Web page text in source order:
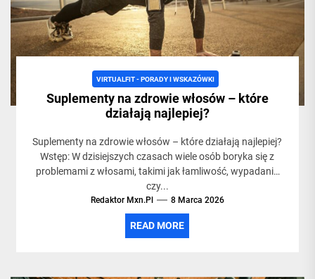
VIRTUALFIT - PORADY I WSKAZÓWKI
Suplementy na zdrowie włosów – które
działają najlepiej?
Suplementy na zdrowie włosów – które działają najlepiej?
Wstęp: W dzisiejszych czasach wiele osób boryka się z
problemami z włosami, takimi jak łamliwość, wypadanie
czy...
Redaktor Mxn.pl 8 Marca 2026
READ MORE